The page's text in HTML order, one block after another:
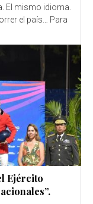
Ejército